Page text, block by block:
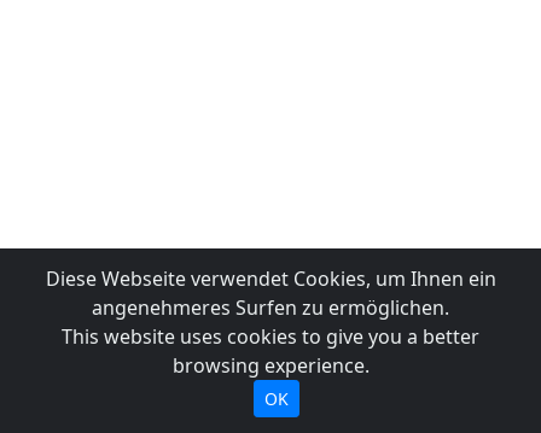
Diese Webseite verwendet Cookies, um Ihnen ein
angenehmeres Surfen zu ermöglichen.
This website uses cookies to give you a better
browsing experience.
OK